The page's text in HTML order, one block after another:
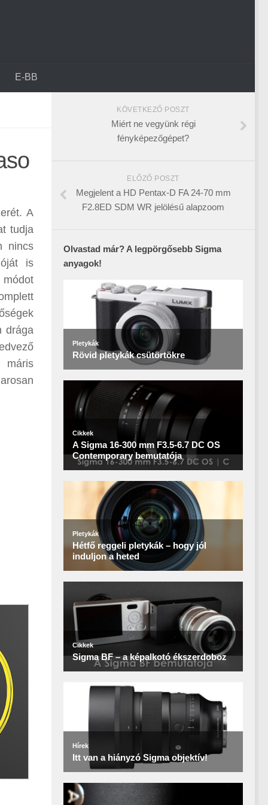
E-BB
A
tudja
nincs
is
drága
máris
KÖVETKEZŐ POSZT
Miért ne vegyünk régi
fényképezőgépet?
ELŐZŐ POSZT
Megjelent a HD Pentax-D FA 24-70 mm
F2.8ED SDM WR jelölésű alapzoom
Olvastad már? A legpörgősebb Sigma
anyagok!